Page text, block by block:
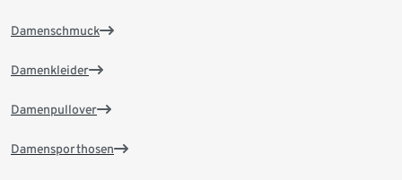
Damenschmuck
Damenkleider
Damenpullover
Damensporthosen